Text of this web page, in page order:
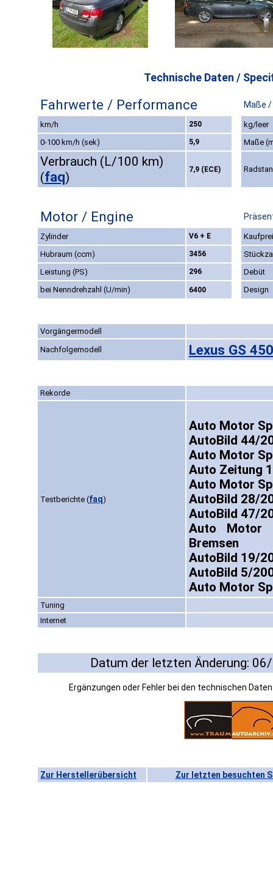
Technische Daten /
Fahrwerte / Performance Maße
km/h 250
kg/leer
0-100 km/h (sek)
5,9 Maße
Verbrauch (L/100 km)
(faq)
7,9 (ECE)
Motor / Engine
Zylinder V6 + E
Hubraum (ccm)
3456
Leistung (PS)
296
Debüt
bei Nenndrehzahl (U/min)
6400 Design
Vorgängermodell
Nachfolgemodell
Lexus GS
Rekorde
Testberichte (faq)
Auto Motor
AutoBild 44/
Auto Motor
Auto Zeitung
Auto Motor
AutoBild 28/
AutoBild 47/
Auto Motor
Bremsen
AutoBild 19/
AutoBild 5/
Auto Motor
Tuning
Internet
Datum der letzten Änderung:
Ergänzungen oder Fehler bei den technischen
Zur Herstellerübersicht Zur letzten besuchten